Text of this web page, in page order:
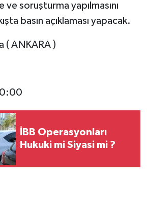
ve soruşturma yapılmasını
basın açıklaması yapacak.
( ANKARA )
İBB Operasyonları
Hukuki mi Siyasi mi ?